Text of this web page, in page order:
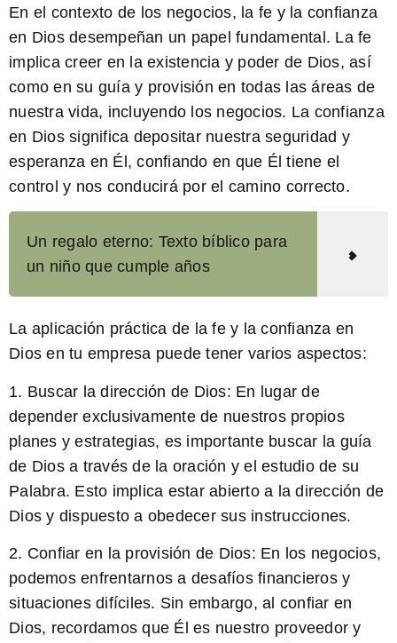
En el contexto de los negocios, la fe y la confianza
en Dios desempeñan un papel fundamental. La fe
implica creer en la existencia y poder de Dios, así
como en su guía y provisión en todas las áreas de
nuestra vida, incluyendo los negocios. La confianza
en Dios significa depositar nuestra seguridad y
esperanza en Él, confiando en que Él tiene el
control y nos conducirá por el camino correcto.
Un regalo eterno: Texto bíblico para
un niño que cumple años
La aplicación práctica de la fe y la confianza en
Dios en tu empresa puede tener varios aspectos:
1. Buscar la dirección de Dios: En lugar de
depender exclusivamente de nuestros propios
planes y estrategias, es importante buscar la guía
de Dios a través de la oración y el estudio de su
Palabra. Esto implica estar abierto a la dirección de
Dios y dispuesto a obedecer sus instrucciones.
2. Confiar en la provisión de Dios: En los negocios,
podemos enfrentarnos a desafíos financieros y
situaciones difíciles. Sin embargo, al confiar en
Dios, recordamos que Él es nuestro proveedor y